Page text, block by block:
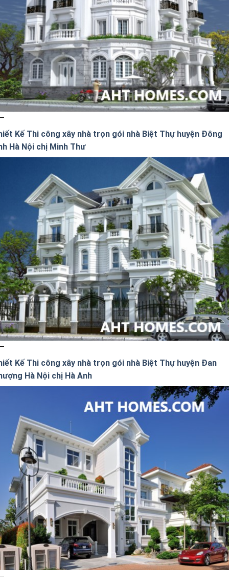
Kế Thi công xây nhà trọn gói nhà Biệt Thự huyện Đông
Hà Nội chị Minh Thư
Kế Thi công xây nhà trọn gói nhà Biệt Thự huyện Đan
Hà Nội chị Hà Anh